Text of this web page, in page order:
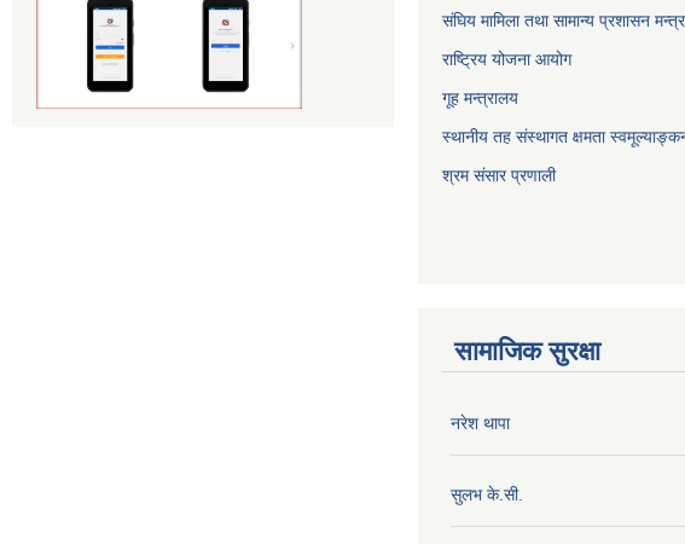
संघिय मामिला तथा सामान्य प्रशासन
राष्ट्रिय योजना आयोग
गूह मन्त्रालय
स्थानीय तह संस्थागत क्षमता
श्रम संसार प्रणाली
सामाजिक सुरक्षा
नरेश थापा
सुलभ के.सी.